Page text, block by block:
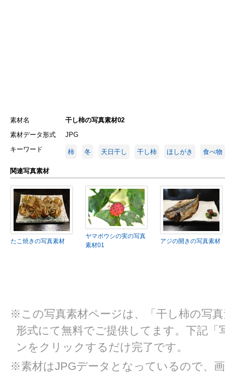
素材名
干し柿の写真素材02
素材データ形式
JPG
キーワード
柿 冬 天日干し 干し柿 ほしがき 食べ物
関連写真素材
たこ焼きの写真素材
ヤマボウシの実の写真
素材01
アジの開きの写真素材
※この写真素材ページは、「干し柿の写
形式にて無料でご提供してます。下記
ンをクリックするだけ完了です。
※素材はJPGデータとなっているので、